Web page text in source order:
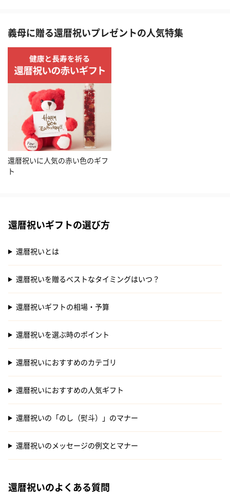
義母に贈る還暦祝いプレゼントの人気特集
還暦祝いに人気の赤い色のギフ
ト
還暦祝いギフトの選び方
還暦祝いとは
還暦祝いを贈るべストなタイミングはいつ？
還暦祝いギフトの相場・予算
還暦祝いを選ぶ時のポイント
還暦祝いにおすすめのカテゴリ
還暦祝いにおすすめの人気ギフト
還暦祝いの「のし（熨斗）」のマナー
還暦祝いのメッセージの例文とマナー
還暦祝いのよくある質問